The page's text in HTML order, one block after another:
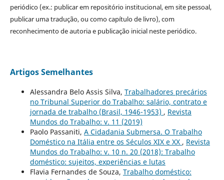
periódico (ex.: publicar em repositório institucional, em site pessoal,
publicar uma tradução, ou como capítulo de livro), com
reconhecimento de autoria e publicação inicial neste periódico.
Artigos Semelhantes
Alessandra Belo Assis Silva, Trabalhadores precários
no Tribunal Superior do Trabalho: salário, contrato e
jornada de trabalho (Brasil, 1946-1953) , Revista
Mundos do Trabalho: v. 11 (2019)
Paolo Passaniti, A Cidadania Submersa. O Trabalho
Doméstico na Itália entre os Séculos XIX e XX , Revista
Mundos do Trabalho: v. 10 n. 20 (2018): Trabalho
doméstico: sujeitos, experiências e lutas
Flavia Fernandes de Souza, Trabalho doméstico: